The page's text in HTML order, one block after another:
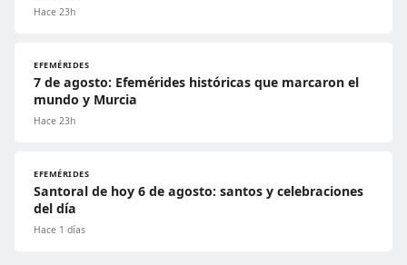
Hace 23h
EFEMÉRIDES
7 de agosto: Efemérides históricas que marcaron el
mundo y Murcia
Hace 23h
EFEMÉRIDES
Santoral de hoy 6 de agosto: santos y celebraciones
del día
Hace 1 días